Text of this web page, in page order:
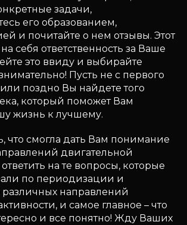
задачи,
его образованием,
и почитайте о нем отзывы. Этот
себя ответственность за Ваше
это ввиду и выбирайте
Пусть не с первого
поздно Вы найдете того
который поможет Вам
жизнь к лучшему.
что смогла дать Вам понимание
двигательной
на те вопросы, которые
по периодизации и
направлений
и самое главное – что
и все понятно! Жду Ваших